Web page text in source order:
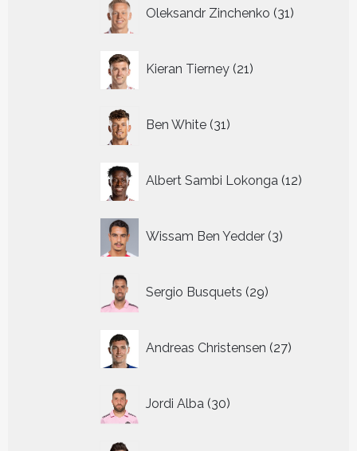
Oleksandr Zinchenko 31
producten
Kieran Tierney 21
producten
Ben White 31
producten
Albert Sambi Lokonga 12
Wissam Ben Yedder 3
producten
Sergio Busquets 29
producten
Andreas Christensen 27
producten
Jordi Alba 30
producten